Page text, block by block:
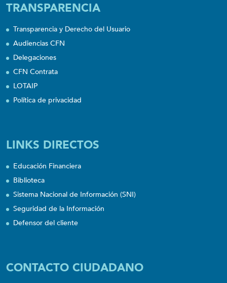
TRANSPARENCIA
Transparencia y Derecho del Usuario
Audiencias CFN
Delegaciones
CFN Contrata
LOTAIP
Política de privacidad
LINKS DIRECTOS
Educación Financiera
Biblioteca
Sistema Nacional de Información (SNI)
Seguridad de la Información
Defensor del cliente
CONTACTO CIUDADANO